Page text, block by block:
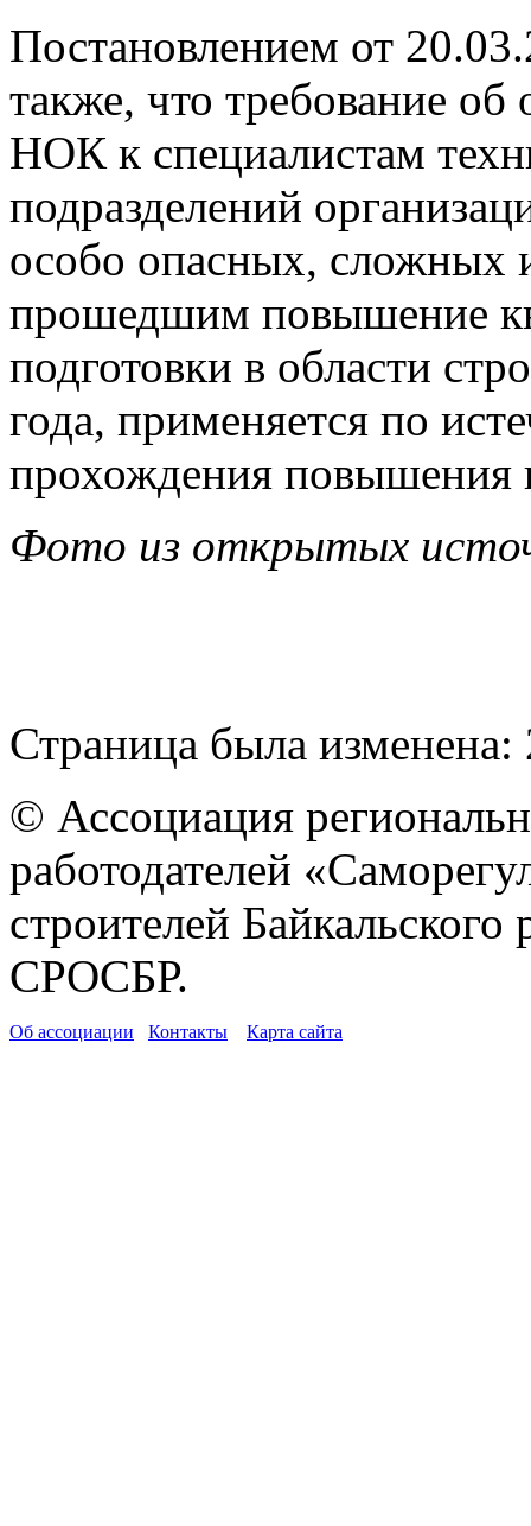
Постановлением от
также, что требование
НОК к специалистам
подразделений
особо опасных, сложных
прошедшим повышение
подготовки в области
года, применяется по
прохождения повышения
Фото из открытых
Страница была
© Ассоциация
работодателей
строителей
СРОСБР.
Об ассоциации Контакты Карта сайта